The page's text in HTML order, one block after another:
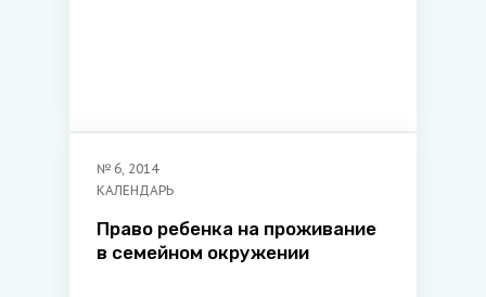
№ 6, 2014
КАЛЕНДАРЬ
Право ребенка на проживание
в семейном окружении